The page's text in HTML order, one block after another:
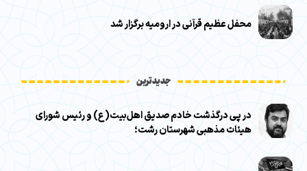
محفل عظیم قرآنی در ارومیه برگزار شد
جدیدترین
در پی درگذشت خادم صدیق اهل‌بیت(ع) و رئیس شورای
هیئات مذهبی شهرستان رشت؛